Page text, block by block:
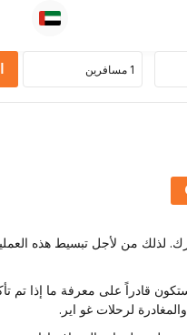
لذلك من لأجل تبسيط هذه
على معرفة ما إذا تم
لرحلات غو اير.